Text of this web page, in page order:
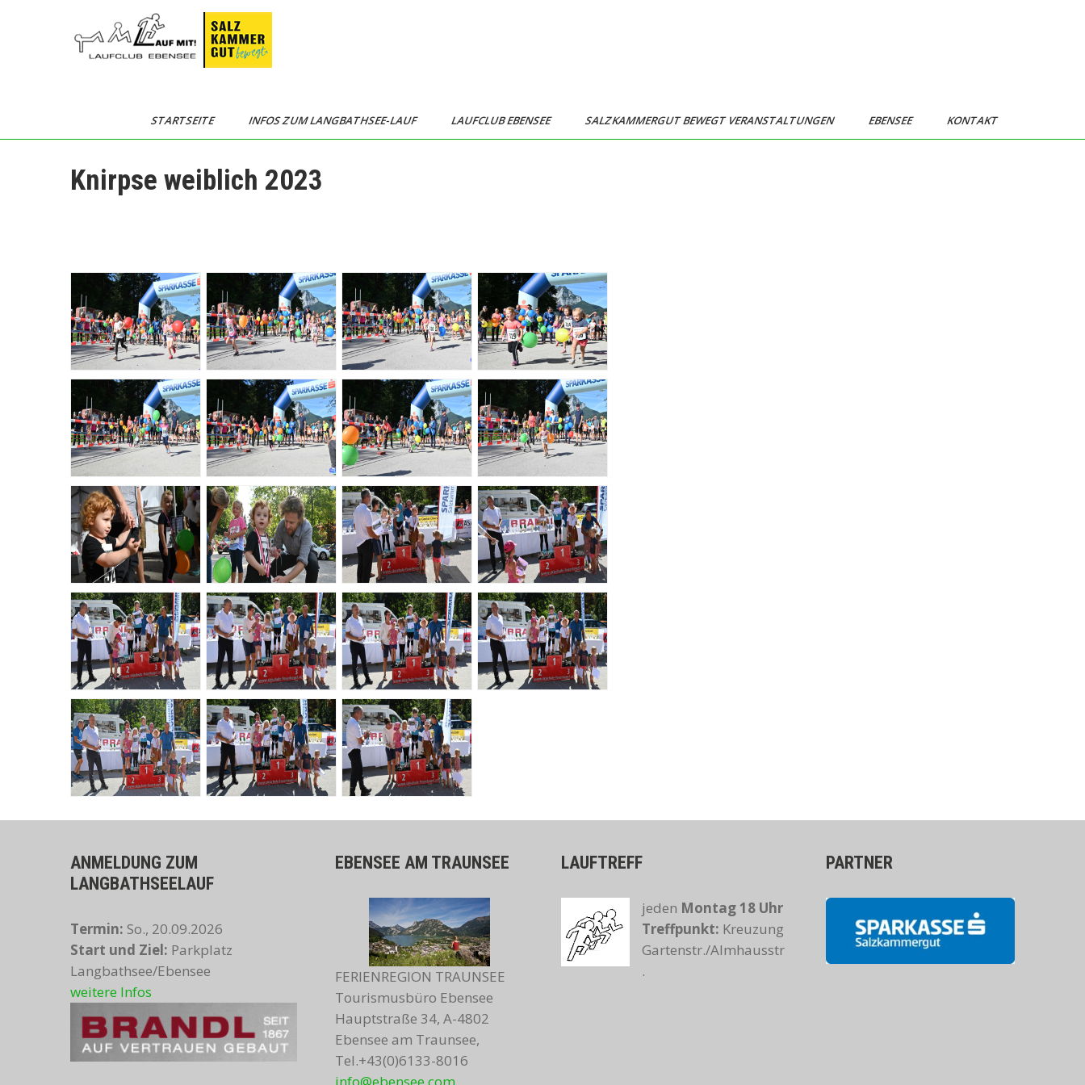
STARTSEITE INFOS ZUM LANGBATHSEE-LAUF LAUFCLUB EBENSEE SALZKAMMERGUT BEWEGT VERANSTALTUNGEN EBENSEE KONTAKT
Knirpse weiblich 2023
zur Übersicht
ANMELDUNG ZUM
LANGBATHSEELAUF
Termin: So., 20.09.2026
Start und Ziel: Parkplatz
Langbathsee/Ebensee
weitere Infos
EBENSEE AM TRAUNSEE
FERIENREGION TRAUNSEE
Tourismusbüro Ebensee
Hauptstraße 34, A-4802
Ebensee am Traunsee,
Tel.+43(0)6133-8016
info@ebensee.com
LAUFTREFF
jeden Montag 18 Uhr
Treffpunkt: Kreuzung
Gartenstr./Almhausstr
.
PARTNER